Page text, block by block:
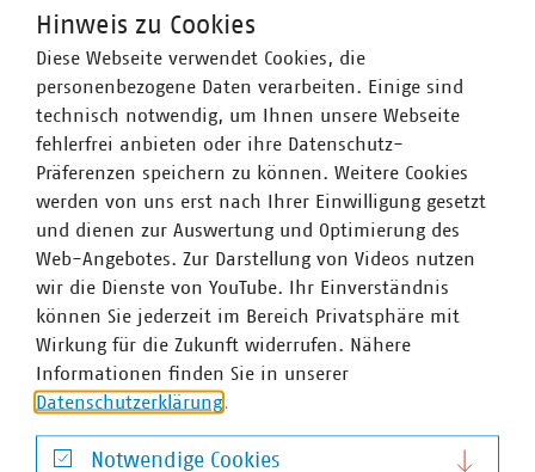
Abfallwirtschaft entsorgt jeden Tag 31.500 Tonnen Abfall
und hat seit 1990 rund 78 Prozent ihrer CO2-Emissionen
eingespart – damit ist sie der Hidden Champion des
Klimaschutzes. Immer mehr Mitgliedsunternehmen
engagieren sich im Breitbandausbau: 206 Unternehmen
investieren pro Jahr über 822 Millionen Euro. Künftig
wollen 80 Prozent der kommunalen Unternehmen den
Mobilfunkunternehmen Anschlüsse für Antennen an ihr
Glasfasernetz anbieten.
Zahlen Daten Fakten 2023
Wir halten Deutschland am Laufen – denn nichts
geschieht, wenn es nicht vor Ort passiert: Unser Beitrag
für heute und morgen: #Daseinsvorsorge. Unsere
Positionen:
www.vku.de
Hinweis zu Cookies
Diese Webseite verwendet Cookies, die
personenbezogene Daten verarbeiten. Einige sind
technisch notwendig, um Ihnen unsere Webseite
fehlerfrei anbieten oder ihre Datenschutz-
Präferenzen speichern zu können. Weitere Cookies
werden von uns erst nach Ihrer Einwilligung gesetzt
und dienen zur Auswertung und Optimierung des
Web-Angebotes. Zur Darstellung von Videos nutzen
wir die Dienste von YouTube. Ihr Einverständnis
können Sie jederzeit im Bereich Privatsphäre mit
Wirkung für die Zukunft widerrufen. Nähere
Informationen finden Sie in unserer
Datenschutzerklärung
Notwendige Cookies